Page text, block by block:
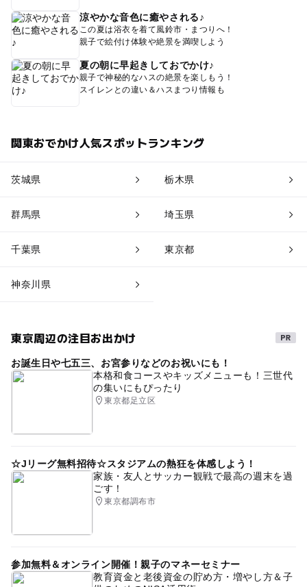
涼やかな音色に癒やされる♪
この夏は浴衣を着て風鈴市・まつりへ！
親子で絵付け体験や絶景を満喫しよう
夏の朝に早起きしておでかけ♪
親子で神秘的なハスの絶景を楽しもう！
スイレンとの違い＆ハスまつり情報も
関東おでかけ人気スポットランキング
茨城県 栃木県
群馬県 埼玉県
千葉県 東京都
神奈川県
東京周辺の注目お出かけ
お誕生日や七五三、お宮参りなどのお祝いにも！
本格和食コースやキッズメニューも！三世代
の集いにもぴったり
東京都足立区
☆Jリーグ無料招待☆スタジアムの熱狂を体感しよう！
家族・友人とサッカー観戦で最高の週末を過
ごす！
東京都調布市
参加無料＆オンライン開催！親子のマネーセミナー
教育資金と老後資金の貯め方・増やし方＆子